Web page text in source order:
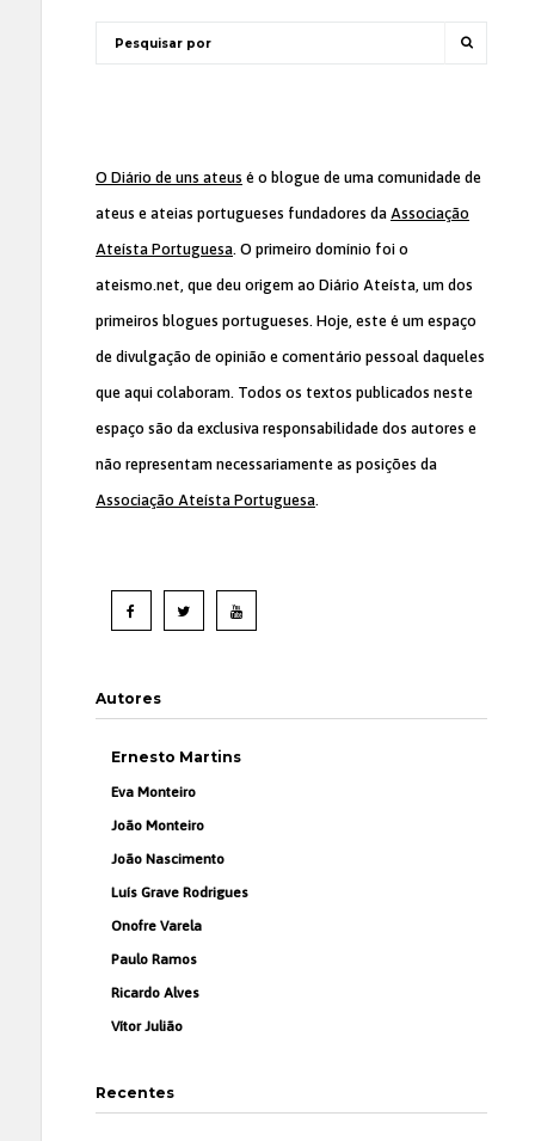
O Diário de uns ateus é o blogue de uma comunidade de
ateus e ateias portugueses fundadores da Associação
Ateísta Portuguesa. O primeiro domínio foi o
ateismo.net, que deu origem ao Diário Ateísta, um dos
primeiros blogues portugueses. Hoje, este é um espaço
de divulgação de opinião e comentário pessoal daqueles
que aqui colaboram. Todos os textos publicados neste
espaço são da exclusiva responsabilidade dos autores e
não representam necessariamente as posições da
Associação Ateísta Portuguesa.
Autores
Ernesto Martins
Eva Monteiro
João Monteiro
João Nascimento
Luís Grave Rodrigues
Onofre Varela
Paulo Ramos
Ricardo Alves
Vítor Julião
Recentes